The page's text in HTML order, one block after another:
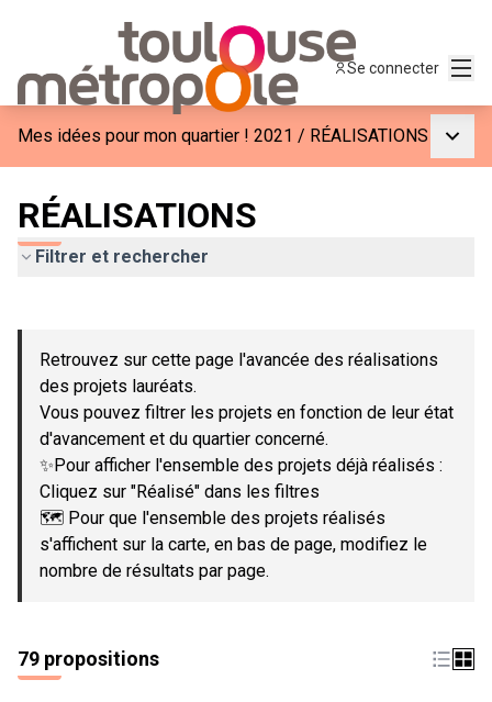
Se connecter
Mes idées pour mon quartier ! 2021 / RÉALISATIONS
RÉALISATIONS
Filtrer et rechercher
−
Retrouvez sur cette page l'avancée des réalisations
des projets lauréats.
Vous pouvez filtrer les projets en fonction de leur état
d'avancement et du quartier concerné.
✨Pour afficher l'ensemble des projets déjà réalisés :
Cliquez sur "Réalisé" dans les filtres
🗺️ Pour que l'ensemble des projets réalisés
s'affichent sur la carte, en bas de page, modifiez le
nombre de résultats par page.
79 propositions